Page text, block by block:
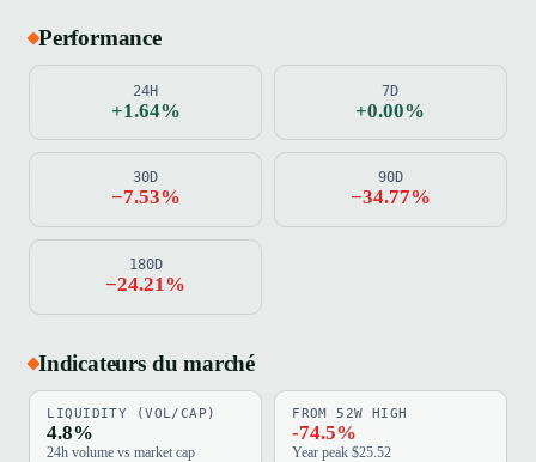
Performance
24H
+1.64%
7D
+0.00%
30D
−7.53%
90D
−34.77%
180D
−24.21%
Indicateurs du marché
LIQUIDITY (VOL/CAP)
4.8%
24h volume vs market cap
FROM 52W HIGH
-74.5%
Year peak $25.52